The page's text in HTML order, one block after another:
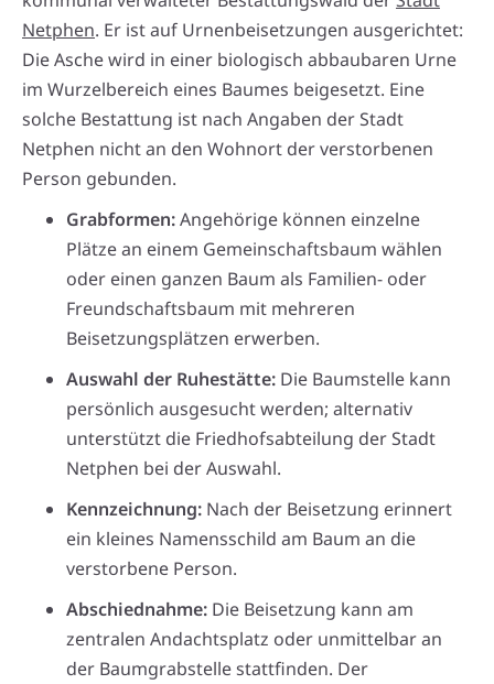
Netphen. Er ist auf Urnenbeisetzungen ausgerichtet:
Die Asche wird in einer biologisch abbaubaren Urne
im Wurzelbereich eines Baumes beigesetzt. Eine
solche Bestattung ist nach Angaben der Stadt
Netphen nicht an den Wohnort der verstorbenen
Person gebunden.
Grabformen:Angehörige können einzelne
Plätze an einem Gemeinschaftsbaum wählen
oder einen ganzen Baum als Familien- oder
Freundschaftsbaum mit mehreren
Beisetzungsplätzen erwerben.
Auswahl der Ruhestätte: Die Baumstelle kann
persönlich ausgesucht werden; alternativ
unterstützt die Friedhofsabteilung der Stadt
Netphen bei der Auswahl.
Kennzeichnung: Nach der Beisetzung erinnert
ein kleines Namensschild am Baum an die
verstorbene Person.
Abschiednahme: Die Beisetzung kann am
zentralen Andachtsplatz oder unmittelbar an
der Baumgrabstelle stattfinden. Der